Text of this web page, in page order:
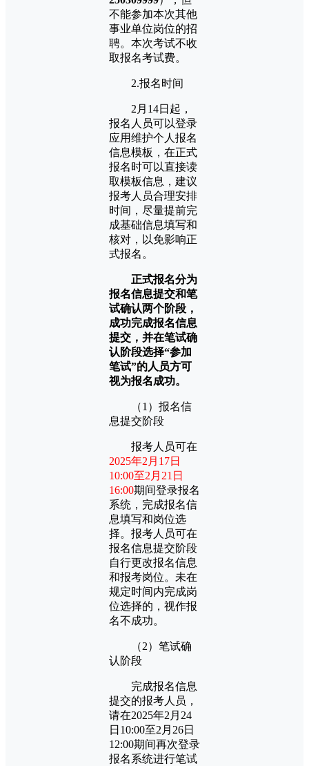
不能参加本次其他
事业单位岗位的招
聘。本次考试不收
取报名考试费。
2.报名时间
2月14日起，
报名人员可以登录
应用维护个人报名
信息模板，在正式
报名时可以直接读
取模板信息，建议
报考人员合理安排
时间，尽量提前完
成基础信息填写和
核对，以免影响正
式报名。
正式报名分为
报名信息提交和笔
试确认两个阶段，
成功完成报名信息
提交，并在笔试确
认阶段选择“参加
笔试”的人员方可
视为报名成功。
（1）报名信
息提交阶段
报考人员可在
2025年2月17日
10:00至2月21日
16:00期间登录报名
系统，完成报名信
息填写和岗位选
择。报考人员可在
报名信息提交阶段
自行更改报名信息
和报考岗位。未在
规定时间内完成岗
位选择的，视作报
名不成功。
（2）笔试确
认阶段
完成报名信息
提交的报考人员，
请在2025年2月24
日10:00至2月26日
12:00期间再次登录
报名系统进行笔试